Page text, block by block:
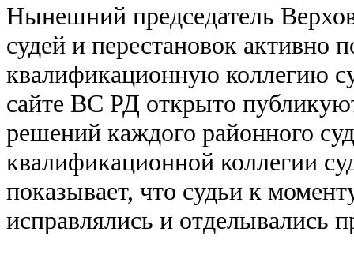
Нынешний председатель
судей и перестановок активно
квалификационную коллегию
сайте ВС РД открыто
решений каждого районного
квалификационной коллегии
показывает, что судьи к
исправлялись и отделывались